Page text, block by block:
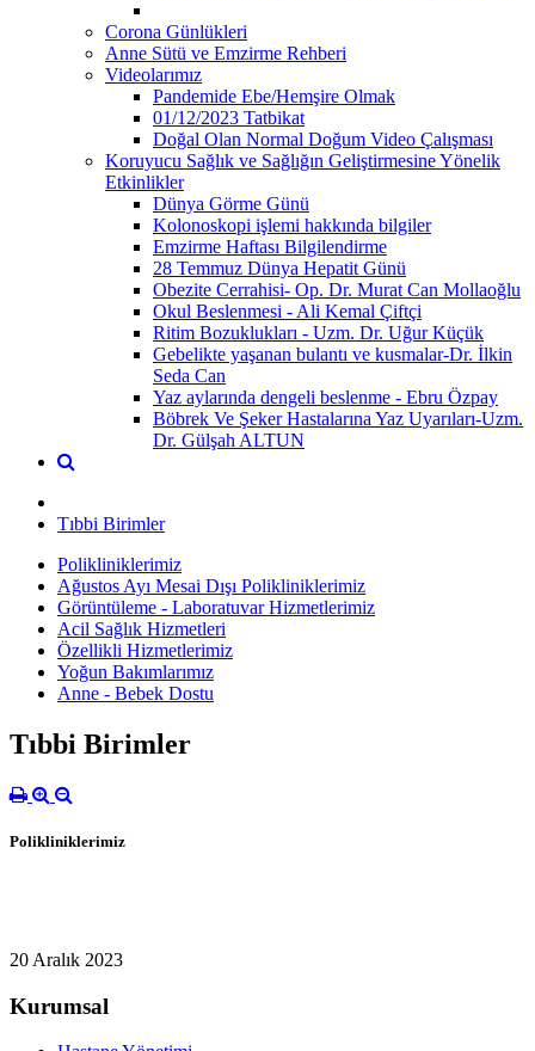
Corona Günlükleri
Anne Sütü ve Emzirme Rehberi
Videolarımız
Pandemide Ebe/Hemşire Olmak
01/12/2023 Tatbikat
Doğal Olan Normal Doğum Video Çalışması
Koruyucu Sağlık ve Sağlığın Geliştirmesine Yönelik
Etkinlikler
Dünya Görme Günü
Kolonoskopi işlemi hakkında bilgiler
Emzirme Haftası Bilgilendirme
28 Temmuz Dünya Hepatit Günü
Obezite Cerrahisi- Op. Dr. Murat Can Mollaoğlu
Okul Beslenmesi - Ali Kemal Çiftçi
Ritim Bozuklukları - Uzm. Dr. Uğur Küçük
Gebelikte yaşanan bulantı ve kusmalar-Dr. İlkin
Seda Can
Yaz aylarında dengeli beslenme - Ebru Özpay
Böbrek Ve Şeker Hastalarına Yaz Uyarıları-Uzm.
Dr. Gülşah ALTUN
Tıbbi Birimler
Polikliniklerimiz
Ağustos Ayı Mesai Dışı Polikliniklerimiz
Görüntüleme - Laboratuvar Hizmetlerimiz
Acil Sağlık Hizmetleri
Özellikli Hizmetlerimiz
Yoğun Bakımlarımız
Anne - Bebek Dostu
Tıbbi Birimler
Polikliniklerimiz
20 Aralık 2023
Kurumsal